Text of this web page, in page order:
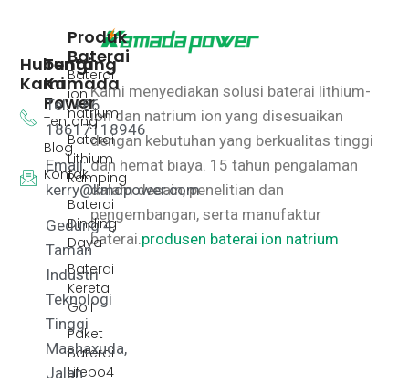
Kami menyediakan solusi baterai lithium-
ion dan natrium ion yang disesuaikan
dengan kebutuhan yang berkualitas tinggi
dan hemat biaya. 15 tahun pengalaman
dalam desain, penelitian dan
pengembangan, serta manufaktur
baterai.produsen baterai ion natrium
Produk
Baterai
Baterai
ion
natrium
Baterai
Lithium
Ramping
Baterai
Dinding
Daya
Baterai
Kereta
Golf
Paket
Baterai
Lifepo4
Tentang
Kamada
Power
Tentang
Blog
Kontak
Hubungi
Kami
Tel: +86
18617118946
Email:
kerry@kmdpower.com
Gedung 4,
Taman
Industri
Teknologi
Tinggi
Mashaxuda,
Jalan